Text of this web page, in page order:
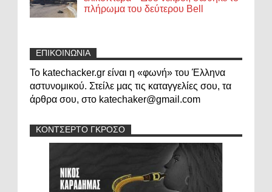
πλήρωμα του δεύτερου Bell
ΕΠΙΚΟΙΝΩΝΙΑ
Το katechacker.gr είναι η «φωνή» του Έλληνα
αστυνομικού. Στείλε μας τις καταγγελίες σου, τα
άρθρα σου, στο katechaker@gmail.com
ΚΟΝΤΣΕΡΤΟ ΓΚΡΟΣΟ